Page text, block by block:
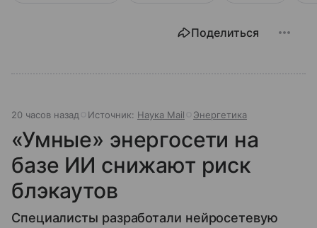
Поделиться
20 часов назад Источник: Наука Mail Энергетика
«Умные» энергосети на
базе ИИ снижают риск
блэкаутов
Специалисты разработали нейросетевую